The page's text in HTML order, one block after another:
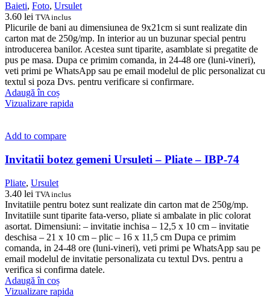
Baieti, Foto, Ursulet
3.60 lei TVA inclus
Plicurile de bani au dimensiunea de 9x21cm si sunt realizate din
carton mat de 250g/mp. In interior au un buzunar special pentru
introducerea banilor. Acestea sunt tiparite, asamblate si pregatite de
pus pe masa. Dupa ce primim comanda, in 24-48 ore (luni-vineri),
veti primi pe WhatsApp sau pe email modelul de plic personalizat cu
textul si poza Dvs. pentru verificare si confirmare.
Adaugă în coș
Vizualizare rapida
Add to compare
Invitatii botez gemeni Ursuleti – Pliate – IBP-74
Pliate, Ursulet
3.40 lei TVA inclus
Invitatiile pentru botez sunt realizate din carton mat de 250g/mp.
Invitatiile sunt tiparite fata-verso, pliate si ambalate in plic colorat
asortat. Dimensiuni: – invitatie inchisa – 12,5 x 10 cm – invitatie
deschisa – 21 x 10 cm – plic – 16 x 11,5 cm Dupa ce primim
comanda, in 24-48 ore (luni-vineri), veti primi pe WhatsApp sau pe
email modelul de invitatie personalizata cu textul Dvs. pentru a
verifica si confirma datele.
Adaugă în coș
Vizualizare rapida